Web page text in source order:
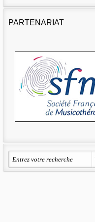
PARTENARIAT